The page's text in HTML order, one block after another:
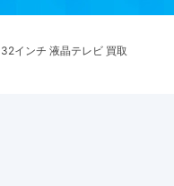
インチ 液晶テレビ 買取